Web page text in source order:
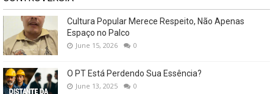
Cultura Popular Merece Respeito, Não Apenas
Espaço no Palco
June 15, 2026 0
O PT Está Perdendo Sua Essência?
June 13, 2025 0